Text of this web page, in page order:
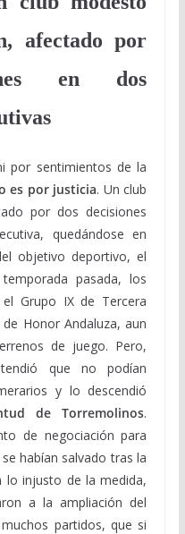
afectado por
en dos
por sentimientos de la
es por justicia. Un club
por dos decisiones
quedándose en
objetivo deportivo, el
pasada, los
Grupo IX de Tercera
Honor Andaluza, aun
de juego. Pero,
que no podían
y lo descendió
de Torremolinos.
de negociación para
habían salvado tras la
lo injusto de la medida,
a la ampliación del
partidos, que si